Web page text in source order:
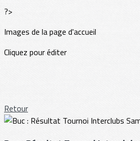
?>
Images de la page d'accueil
Cliquez pour éditer
Retour